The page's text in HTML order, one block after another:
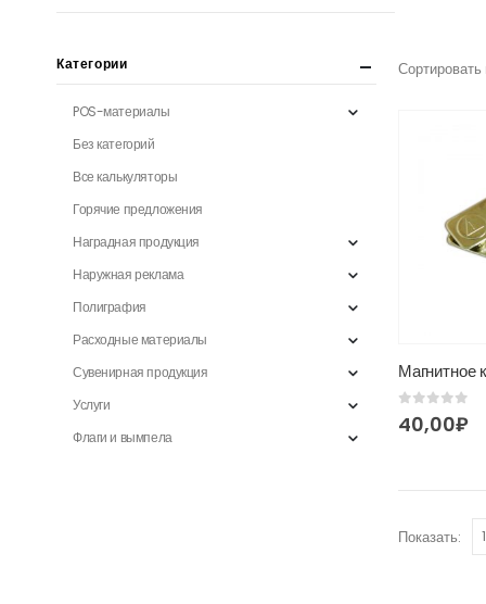
Сортировать
из 5
40,00₽
Показать:
Категории
POS-материалы
Без категорий
Все калькуляторы
Горячие предложения
Наградная продукция
Наружная реклама
Полиграфия
Расходные материалы
Сувенирная продукция
Услуги
Флаги и вымпела